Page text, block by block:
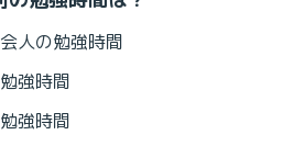
人の勉強時間
強時間
強時間